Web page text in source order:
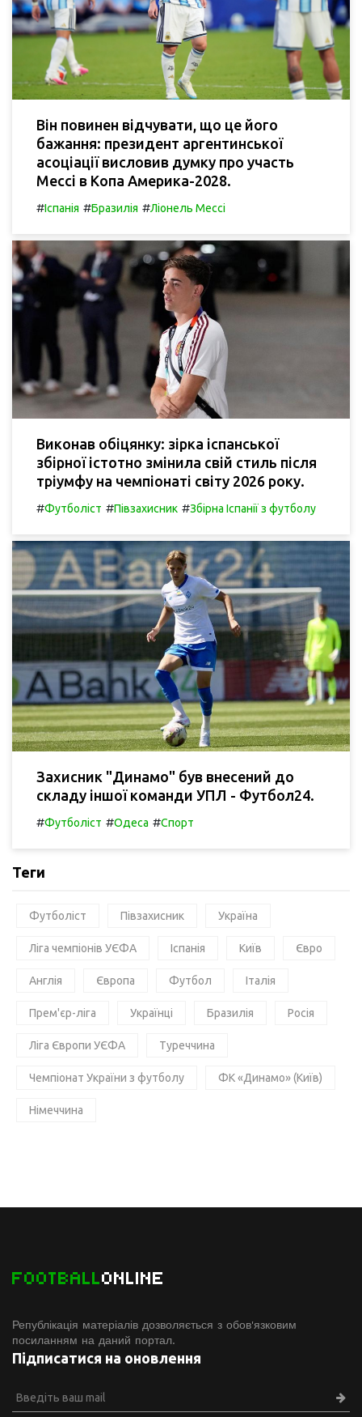
Він повинен відчувати, що це його
бажання: президент аргентинської
асоціації висловив думку про участь
Мессі в Копа Америка-2028.
#Іспанія #Бразилія #Ліонель Мессі
Виконав обіцянку: зірка іспанської
збірної істотно змінила свій стиль після
тріумфу на чемпіонаті світу 2026 року.
#Футболіст #Півзахисник #Збірна Іспанії з футболу
Захисник "Динамо" був внесений до
складу іншої команди УПЛ - Футбол24.
#Футболіст #Одеса #Спорт
Теги
Футболіст Півзахисник Україна
Ліга чемпіонів УЄФА Іспанія Київ Євро
Англія Європа Футбол Італія
Прем'єр-ліга Українці Бразилія Росія
Ліга Європи УЄФА Туреччина
Чемпіонат України з футболу ФК «Динамо» (Київ)
Німеччина
FOOTBALLONLINE
Републікація матеріалів дозволяється з обов'язковим
посиланням на даний портал.
Підписатися на оновлення